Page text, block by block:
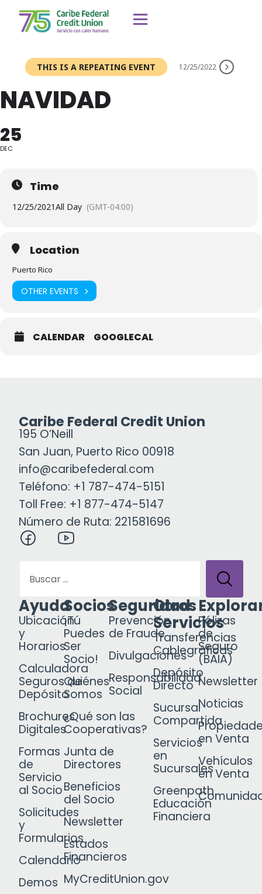
THIS IS A REPEATING EVENT 12/25/2022
NAVIDAD
25
DEC
Time
12/25/2021All Day (GMT-04:00)
Location
Puerto Rico
OTHER EVENTS
CALENDAR GOOGLECAL
Caribe Federal Credit Union
195 O’Neill
San Juan, Puerto Rico 00918
info@caribefederal.com
Teléfono: +1 787-474-5151
Toll Free: +1 877-474-5147
Número de Ruta: 221581696
Ayuda
Ubicación
y
Horarios
Calculadora
Seguros de
Depósito
Brochures
Digitales
Formas
de
Servicio
al Socio
Solicitudes
y
Formularios
Calendario
Demos
Socios
¡Tú
Puedes
Ser
Socio!
Quiénes
Somos
¿Qué son las
Cooperativas?
Junta de
Directores
Beneficios
del Socio
Newsletter
Estados
Financieros
MyCreditUnion.gov
Seguridad
Prevención
de Fraude
Divulgaciones
Responsabilidad
Social
Otros
Servicios
Transferencias
Cablegráficas
Depósito
Directo
Sucursal
Compartida
Servicios
en
Sucursales
Greenpath
Educación
Financiera
Pólizas
de
Seguro
(BAIA)
Newsletter
Noticias
en Venta
Vehículos
en Venta